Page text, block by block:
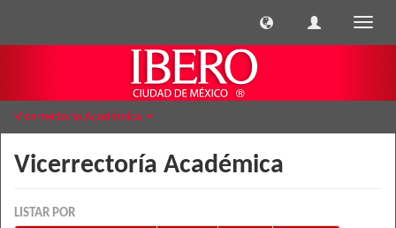
Vicerrectoría Académica
Vicerrectoría Académica
LISTAR POR